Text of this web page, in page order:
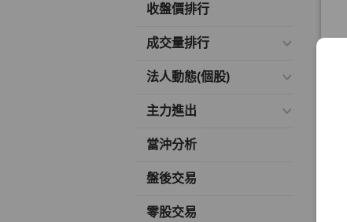
收盤價排行
成交量排行
法人動態(個股)
主力進出
當沖分析
盤後交易
零股交易